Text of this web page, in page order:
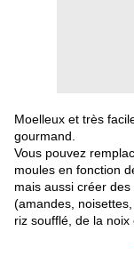
Moelleux et très
gourmand.
Vous pouvez
moules en fonction
mais aussi créer
(amandes,
riz soufflé, de la noix